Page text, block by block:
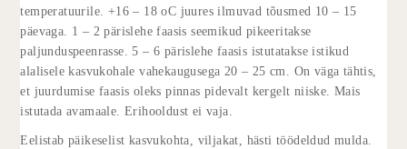
temperatuurile. +16 – 18 oC juures ilmuvad tõusmed 10 – 15
päevaga. 1 – 2 pärislehe faasis seemikud pikeeritakse
paljunduspeenrasse. 5 – 6 pärislehe faasis istutatakse istikud
alalisele kasvukohale vahekaugusega 20 – 25 cm. On väga tähtis,
et juurdumise faasis oleks pinnas pidevalt kergelt niiske. Mais
istutada avamaale. Erihooldust ei vaja.
Eelistab päikeselist kasvukohta, viljakat, hästi töödeldud mulda.